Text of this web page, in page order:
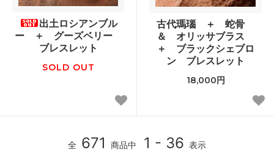
出土ロシアンブル
ー ＋ グーズベリー
ブレスレット
SOLD OUT
古代瑪瑙 ＋ 蛇骨
＆ オリッサブラス
＋ ブラックシェブロ
ン ブレスレット
18,000円
全 671 商品中 1 - 36 表示